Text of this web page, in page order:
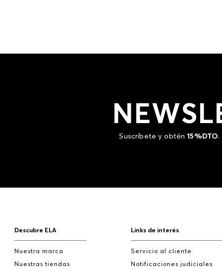
Suscríbete y obtén15%DTO.
Descubre ELA
Nuestra marca
Nuestras tiendas
Links de interés
Servicio al cliente
Notificaciones judiciales